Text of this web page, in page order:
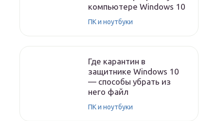
компьютере Windows 10
ПК и ноутбуки
Где карантин в
защитнике Windows 10
— способы убрать из
него файл
ПК и ноутбуки